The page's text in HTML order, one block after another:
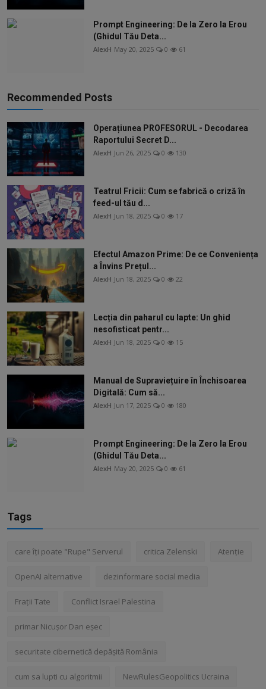
Prompt Engineering: De la Zero la Erou
(Ghidul Tău Deta...
AlexH May 20, 2025 0 61
Recommended Posts
Operațiunea PROFESORUL - Decodarea
Raportului Secret D...
AlexH Jun 26, 2025 0 130
Teatrul Fricii: Cum se fabrică o criză în
feed-ul tău d...
AlexH Jun 18, 2025 0 17
Efectul Amazon Prime: De ce Conveniența
a Învins Prețul...
AlexH Jun 18, 2025 0 22
Lecția din paharul cu lapte: Un ghid
nesofisticat pentr...
AlexH Jun 18, 2025 0 15
Manual de Supraviețuire în Închisoarea
Digitală: Cum să...
AlexH Jun 17, 2025 0 180
Prompt Engineering: De la Zero la Erou
(Ghidul Tău Deta...
AlexH May 20, 2025 0 61
Tags
care îți poate "Rupe" Serverul critica Zelenski Atenție
OpenAI alternative dezinformare social media
Frații Tate Conflict Israel Palestina
primar Nicușor Dan eșec
securitate cibernetică depășită România
cum sa lupti cu algoritmii NewRulesGeopolitics Ucraina